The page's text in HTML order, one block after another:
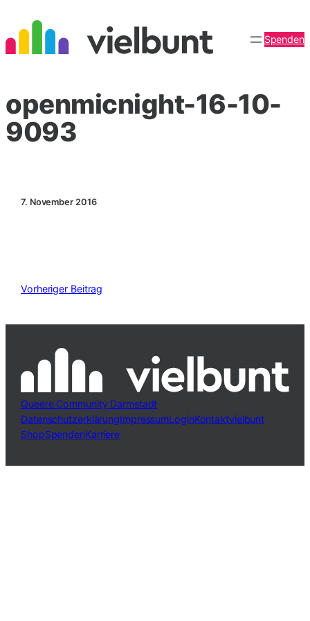
Inhalt
springen
Spenden
openmicnight-16-10-
9093
7. November 2016
Vorheriger Beitrag
Queere Community Darmstadt
DatenschutzerklärungImpressumLoginKontaktvielbunt
ShopSpendenKarriere